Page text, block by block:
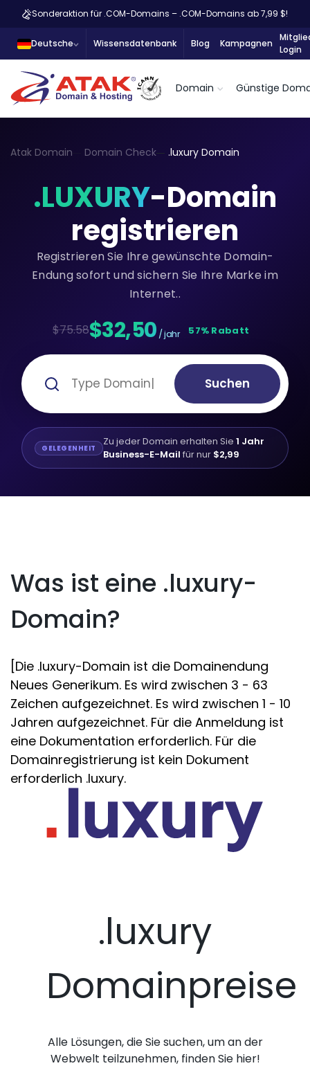
Sonderaktion für .COM-Domains – .COM-Domains ab 7,99 $!
Deutsche Wissensdatenbank Blog Kampagnen
Login
Domain Günstige
Atak Domain Domain Check .luxury Domain
.LUXURY-Domain
registrieren
Registrieren Sie Ihre gewünschte Domain-
Endung sofort und sichern Sie Ihre Marke im
Internet..
$75.58$32,50 / jahr 57% Rabatt
Suchen
GELEGENHEIT Zu jeder Domain erhalten Sie 1 Jahr
Business-E-Mail für nur $2,99
Was ist eine .luxury-
Domain?
[Die .luxury-Domain ist die Domainendung
Neues Generikum. Es wird zwischen 3 - 63
Zeichen aufgezeichnet. Es wird zwischen 1 - 10
Jahren aufgezeichnet. Für die Anmeldung ist
eine Dokumentation erforderlich. Für die
Domainregistrierung ist kein Dokument
erforderlich .luxury.
.luxury
Domainpreise
Alle Lösungen, die Sie suchen, um an der
Webwelt teilzunehmen, finden Sie hier!